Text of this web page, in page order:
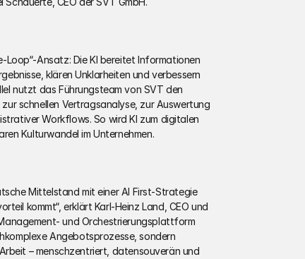
Ansatz: Die KI bereitet Informationen
klären Unklarheiten und verbessern
nutzt das Führungsteam von SVT den
schnellen Vertragsanalyse, zur Auswertung
Workflows. So wird KI zum digitalen
Kulturwandel im Unternehmen.
Mittelstand mit einer AI First-Strategie
kommt“, erklärt Karl-Heinz Land, CEO und
und Orchestrierungsplattform
Angebotsprozesse, sondern
– menschzentriert, datensouverän und